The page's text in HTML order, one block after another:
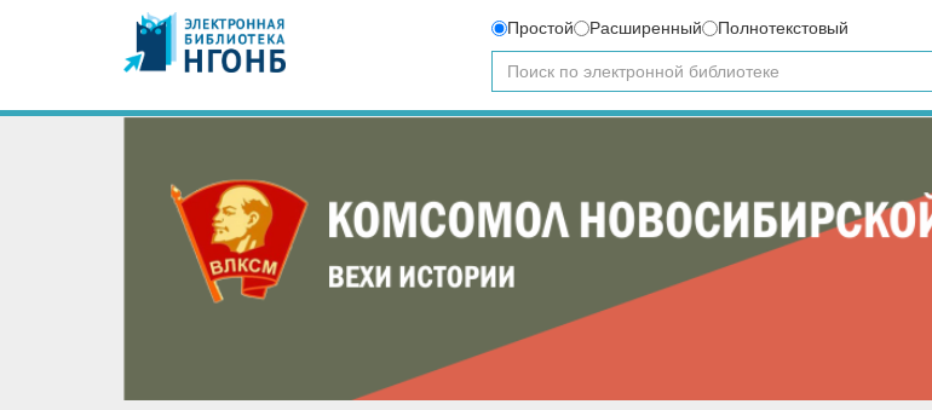
Простой Расширенный
Полнотекстовый